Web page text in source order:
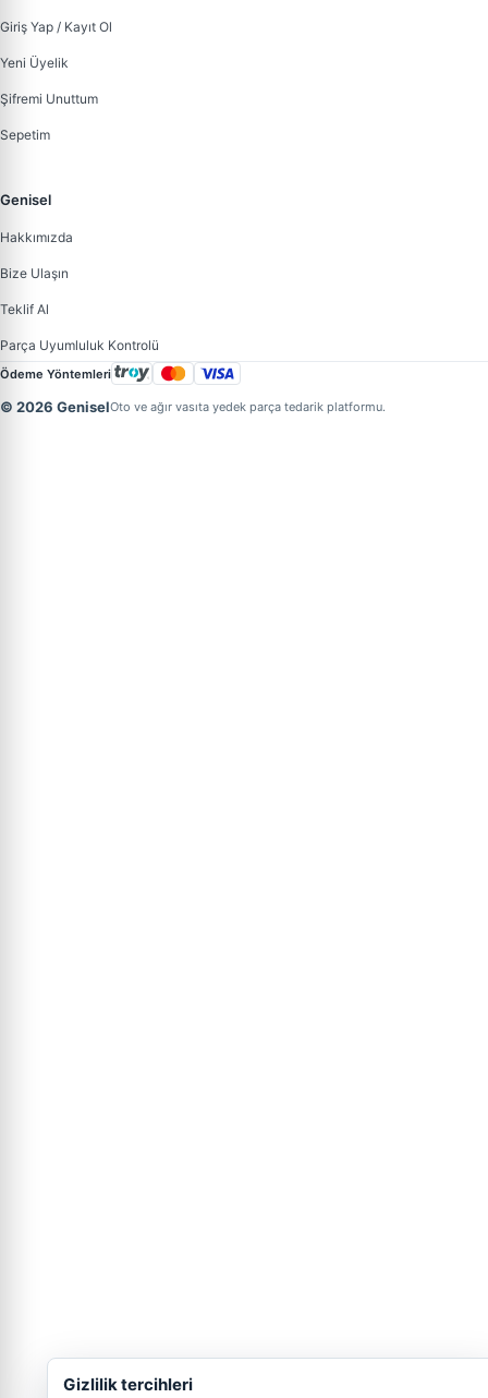
Giriş Yap / Kayıt Ol
Yeni Üyelik
Şifremi Unuttum
Sepetim
Genisel
Hakkımızda
Bize Ulaşın
Teklif Al
Parça Uyumluluk Kontrolü
Ödeme Yöntemleri
© 2026 GeniselOto ve ağır vasıta yedek parça tedarik platformu.
Gizlilik tercihleri